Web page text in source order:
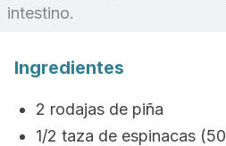
intestino.
Ingredientes
2 rodajas de piña
1/2 taza de espinacas